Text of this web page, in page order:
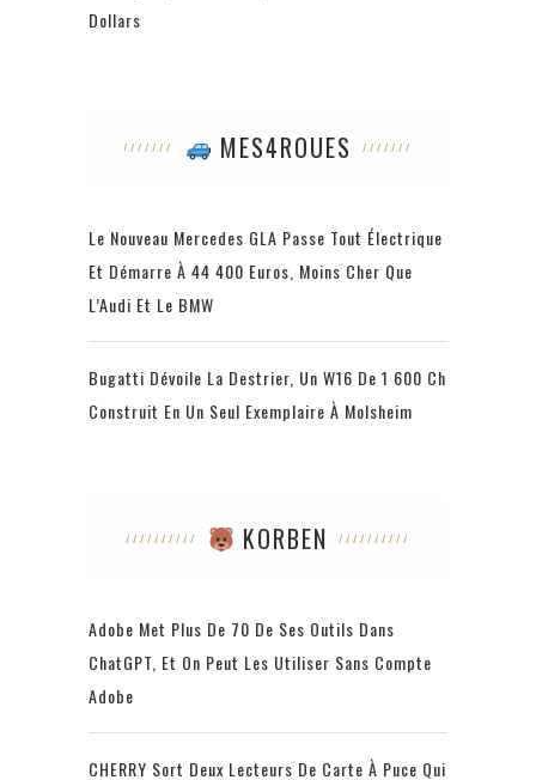
Dollars
MES4ROUES
Le Nouveau Mercedes GLA Passe Tout Électrique
Et Démarre À 44 400 Euros, Moins Cher Que
L’Audi Et Le BMW
Bugatti Dévoile La Destrier, Un W16 De 1 600 Ch
Construit En Un Seul Exemplaire À Molsheim
KORBEN
Adobe Met Plus De 70 De Ses Outils Dans
ChatGPT, Et On Peut Les Utiliser Sans Compte
Adobe
CHERRY Sort Deux Lecteurs De Carte À Puce Qui